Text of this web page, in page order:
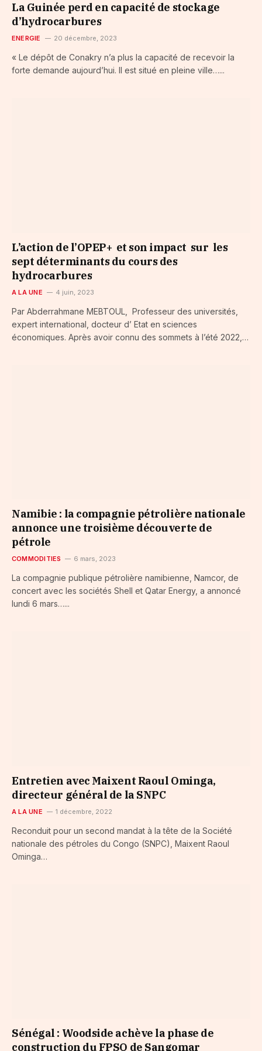
La Guinée perd en capacité de stockage
d’hydrocarbures
ENERGIE 20 décembre, 2023
« Le dépôt de Conakry n’a plus la capacité de recevoir la
forte demande aujourd’hui. Il est situé en pleine ville…...
L’action de l’OPEP+ et son impact sur les
sept déterminants du cours des
hydrocarbures
A LA UNE 4 juin, 2023
Par Abderrahmane MEBTOUL, Professeur des universités,
expert international, docteur d’ Etat en sciences
économiques. Après avoir connu des sommets à l’été 2022,…
Namibie : la compagnie pétrolière nationale
annonce une troisième découverte de
pétrole
COMMODITIES 6 mars, 2023
La compagnie publique pétrolière namibienne, Namcor, de
concert avec les sociétés Shell et Qatar Energy, a annoncé
lundi 6 mars…...
Entretien avec Maixent Raoul Ominga,
directeur général de la SNPC
A LA UNE 1 décembre, 2022
Reconduit pour un second mandat à la tête de la Société
nationale des pétroles du Congo (SNPC), Maixent Raoul
Ominga…
Sénégal : Woodside achève la phase de
construction du FPSO de Sangomar